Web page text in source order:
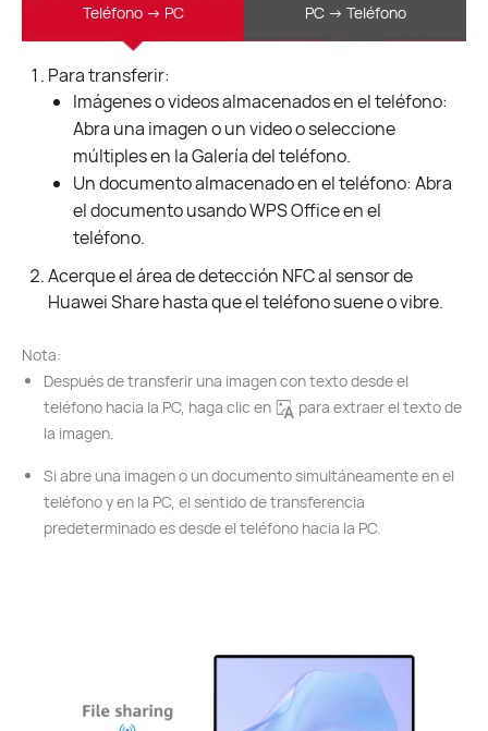
Teléfono -> PC PC -> Teléfono
Para transferir:
Imágenes o videos almacenados en el teléfono:
Abra una imagen o un video o seleccione
múltiples en la Galería del teléfono.
Un documento almacenado en el teléfono: Abra
el documento usando WPS Office en el
teléfono.
Acerque el área de detección NFC al sensor de
Huawei Share hasta que el teléfono suene o vibre.
Nota:
Después de transferir una imagen con texto desde el
teléfono hacia la PC, haga clic en
para extraer el texto de
la imagen.
Si abre una imagen o un documento simultáneamente en el
teléfono y en la PC, el sentido de transferencia
predeterminado es desde el teléfono hacia la PC.